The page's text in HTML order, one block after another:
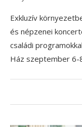
Exkluzív
és népzenei
családi
Ház szeptember 6-